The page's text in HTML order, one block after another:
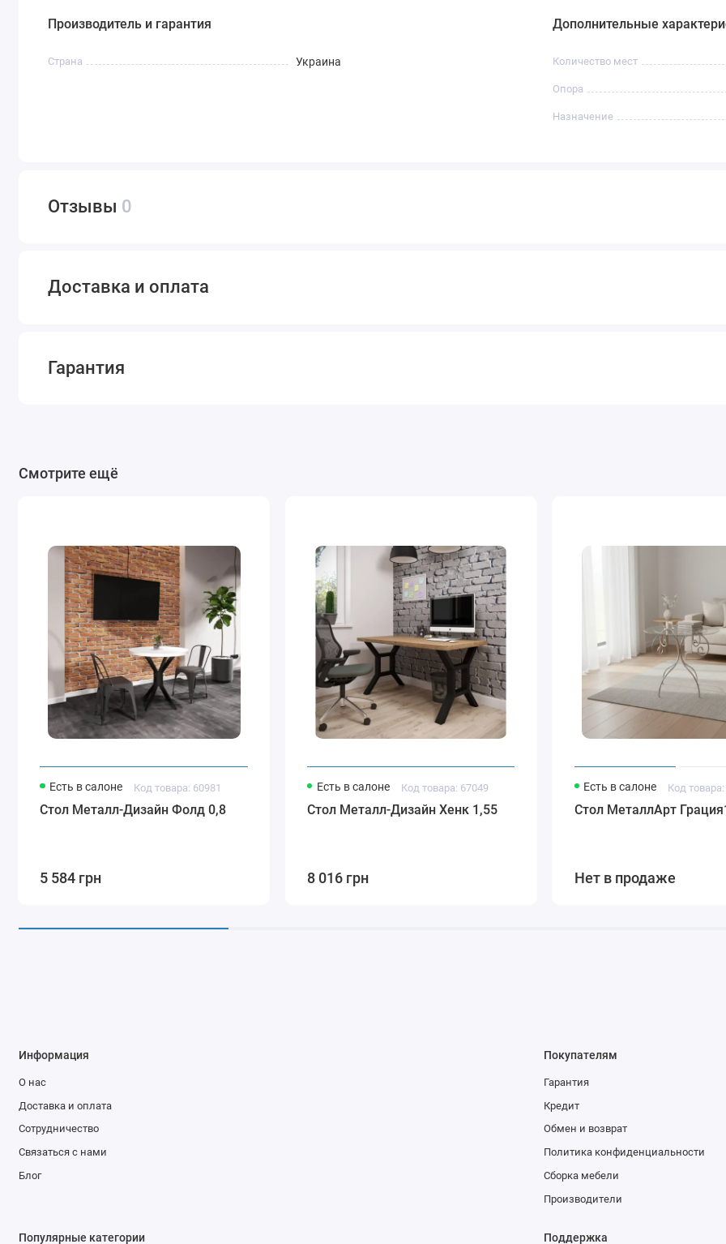
Производитель и гарантия
Страна Украина
Дополнительные
Количество мест
Опора
Назначение
Отзывы 0
Доставка и оплата
Гарантия
Смотрите ещё
Есть в салоне Код товара: 60981
Стол Металл-Дизайн Фолд 0,8
5 584 грн
Есть в салоне Код товара: 67049
Стол Металл-Дизайн Хенк 1,55
8 016 грн
Есть в салоне Код
Стол МеталлАрт
Нет в продаже
Информация
О нас
Доставка и оплата
Сотрудничество
Связаться с нами
Блог
Покупателям
Гарантия
Кредит
Обмен и возврат
Политика конфиденциальности
Сборка мебели
Производители
Популярные категории Поддержка